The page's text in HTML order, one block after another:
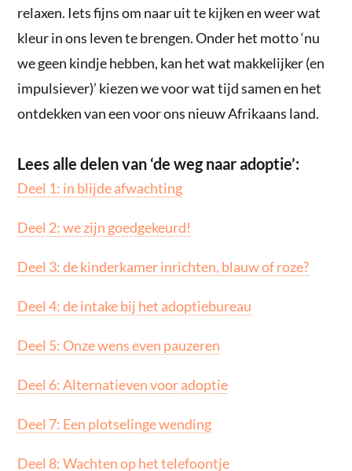
relaxen. Iets fijns om naar uit te kijken en weer wat
kleur in ons leven te brengen. Onder het motto ‘nu
we geen kindje hebben, kan het wat makkelijker (en
impulsiever)’ kiezen we voor wat tijd samen en het
ontdekken van een voor ons nieuw Afrikaans land.
Lees alle delen van ‘de weg naar adoptie’:
Deel 1: in blijde afwachting
Deel 2: we zijn goedgekeurd!
Deel 3: de kinderkamer inrichten, blauw of roze?
Deel 4: de intake bij het adoptiebureau
Deel 5: Onze wens even pauzeren
Deel 6: Alternatieven voor adoptie
Deel 7: Een plotselinge wending
Deel 8: Wachten op het telefoontje